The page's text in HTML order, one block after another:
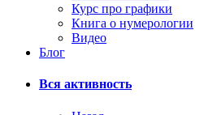
Курс про графики
Книга о нумерологии
Видео
Блог
Вся активность